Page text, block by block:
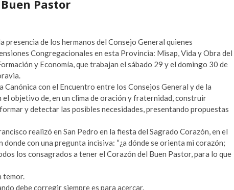
Pastor
de los hermanos del Consejo General quienes
Congregacionales en esta Provincia: Misap, Vida y Obra del
y Economía, que trabajan el sábado 29 y el domingo 30 de
con el Encuentro entre los Consejos General y de la
objetivo de, en un clima de oración y fraternidad, construir
y detectar las posibles necesidades, presentando propuestas
realizó en San Pedro en la fiesta del Sagrado Corazón, en el
con una pregunta incisiva: “¿a dónde se orienta mi corazón;
los consagrados a tener el Corazón del Buen Pastor, para lo que
temor.
debe corregir siempre es para acercar.